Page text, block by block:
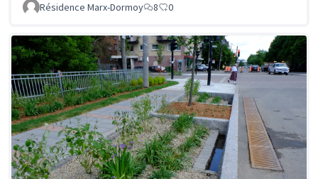
Résidence Marx-Dormoy 8 0